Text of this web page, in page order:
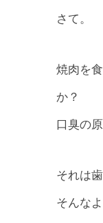
さて。
焼肉を
か？
口臭の
それは
そんな